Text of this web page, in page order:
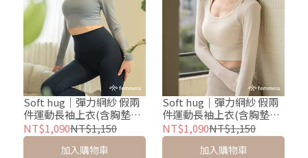
Soft hug｜彈力網紗 假兩
件運動長袖上衣(含胸墊
Bra T) - 薄霧藍
NT$1,090NT$1,150
加入購物車
Soft hug｜彈力網紗 假兩
件運動長袖上衣(含胸墊
Bra T) - 奶油白
NT$1,090NT$1,150
加入購物車